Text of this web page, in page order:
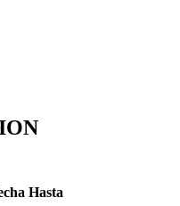
Hasta